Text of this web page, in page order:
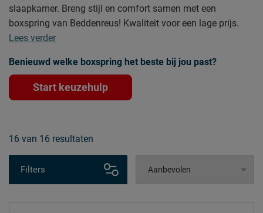
slaapkamer. Breng stijl en comfort samen met een
boxspring van Beddenreus! Kwaliteit voor een lage prijs.
Lees verder
Benieuwd welke boxspring het beste bij jou past?
Start keuzehulp
16 van 16 resultaten
Filters